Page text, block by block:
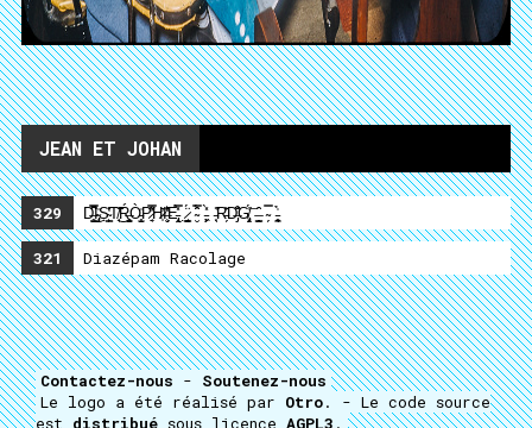
JEAN ET JOHAN
329 D̶͈̺̺̿͆̑̚͜I̴̡̡̩͑͘S̴̙͇̣̔̊̾T̸̘̃̐̃͜Ŕ̶̼̺̻͕Ò̵̝͙̺̜͑P̷̱͔̋̿͋̕H̷̩̓̄I̶̧̮͛̒̽̄E̵̢̟̝̤̽̀̿ ̷̳̣̘͇̈́ ̴̮̿̂̈́̑ ̵͕̙͖̟̀̽ ̵̛̖͙̊͘R̵̗͐̆̇D̶̡͒̏̐̆G̸̡̯͓͑́͝ ̶̦̭͇̑̑ ̴̗̿ ̵͓̪̖̟͑̉
321 Diazépam Racolage
Contactez-nous - Soutenez-nous
Le logo a été réalisé par Otro. - Le code source
est distribué sous licence AGPL3 .